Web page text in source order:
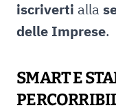
iscriverti alla
delle Imprese.
SMART E